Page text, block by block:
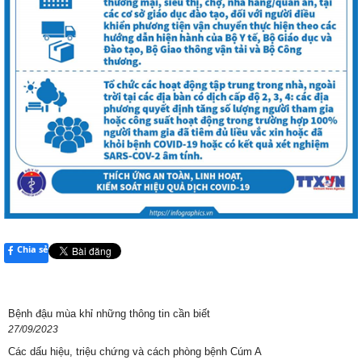
Chia sẻ
Bệnh đậu mùa khỉ những thông tin cần biết
27/09/2023
Các dấu hiệu, triệu chứng và cách phòng bệnh Cúm A